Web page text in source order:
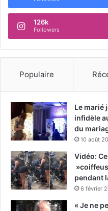
126k
Followers
Populaire
Le marié
infidèle
du
10 août
Vidéo:
pendant
6 février
« Je ne